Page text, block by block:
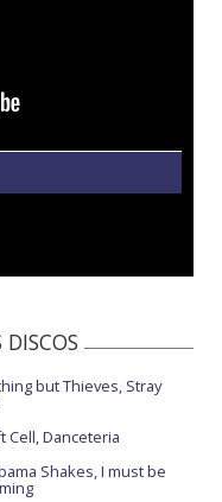
DISCOS
but Thieves, Stray
Cell, Danceteria
Shakes, I must be